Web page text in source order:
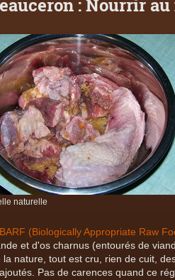
: Nourrir
naturelle
(Biologically Appropriate Raw
et d'os charnus (entourés de
nature, tout est cru, rien de cuit,
Pas de carences quand ce